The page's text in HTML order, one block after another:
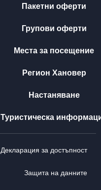
Пакетни оферти
Групови оферти
Места за посещение
Регион Хановер
Настаняване
Туристическа
Декларация за достъпност
Защита на данните